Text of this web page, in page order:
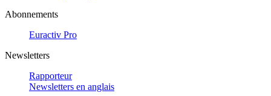
Abonnements
Euractiv Pro
Newsletters
Rapporteur
Newsletters en anglais